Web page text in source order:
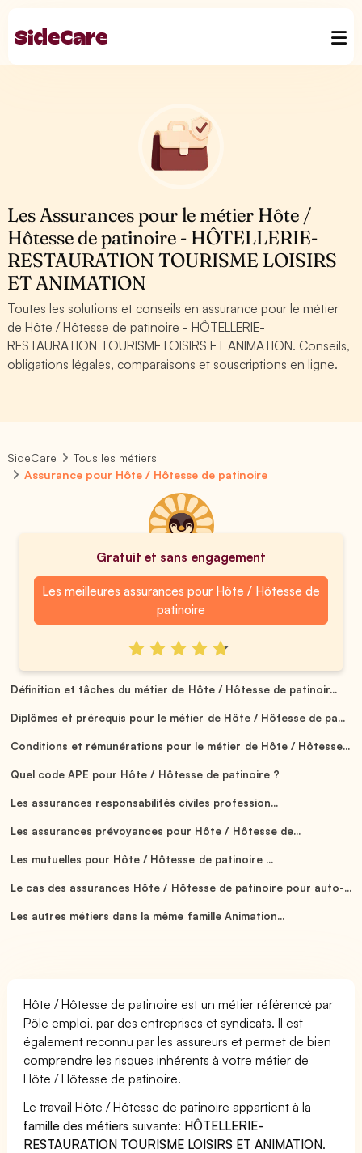
Les Assurances pour le métier Hôte /
Hôtesse de patinoire - HÔTELLERIE-
RESTAURATION TOURISME LOISIRS
ET ANIMATION
Toutes les solutions et conseils en assurance pour le métier
de Hôte / Hôtesse de patinoire - HÔTELLERIE-
RESTAURATION TOURISME LOISIRS ET ANIMATION. Conseils,
obligations légales, comparaisons et souscriptions en ligne.
SideCare
Tous les métiers
Assurance pour Hôte / Hôtesse de patinoire
Gratuit et sans engagement
Les meilleures assurances pour Hôte / Hôtesse de
patinoire
Définition et tâches du métier de Hôte / Hôtesse de patinoir...
Diplômes et prérequis pour le métier de Hôte / Hôtesse de pa...
Conditions et rémunérations pour le métier de Hôte / Hôtesse...
Quel code APE pour Hôte / Hôtesse de patinoire ?
Les assurances responsabilités civiles profession...
Les assurances prévoyances pour Hôte / Hôtesse de...
Les mutuelles pour Hôte / Hôtesse de patinoire ...
Le cas des assurances Hôte / Hôtesse de patinoire pour auto-...
Les autres métiers dans la même famille Animation...
Hôte / Hôtesse de patinoire est un métier référencé par
Pôle emploi, par des entreprises et syndicats. Il est
également reconnu par les assureurs et permet de bien
comprendre les risques inhérents à votre métier de
Hôte / Hôtesse de patinoire.
Le travail Hôte / Hôtesse de patinoire appartient à la
famille des métiers suivante: HÔTELLERIE-
RESTAURATION TOURISME LOISIRS ET ANIMATION.